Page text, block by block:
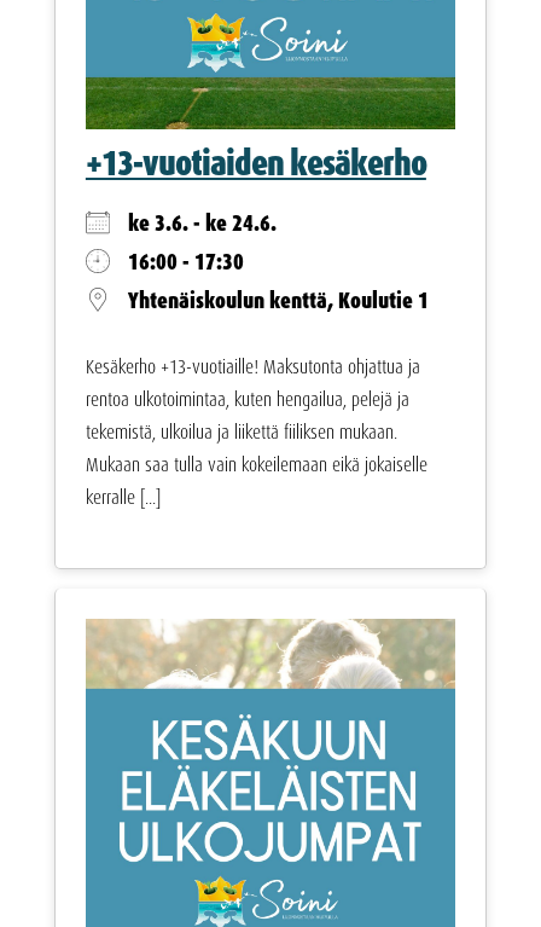
+13-vuotiaiden kesäkerho
ke 3.6. - ke 24.6.
16:00 - 17:30
Yhtenäiskoulun kenttä, Koulutie 1
Kesäkerho +13-vuotiaille! Maksutonta ohjattua ja
rentoa ulkotoimintaa, kuten hengailua, pelejä ja
tekemistä, ulkoilua ja liikettä fiiliksen mukaan.
Mukaan saa tulla vain kokeilemaan eikä jokaiselle
kerralle [...]